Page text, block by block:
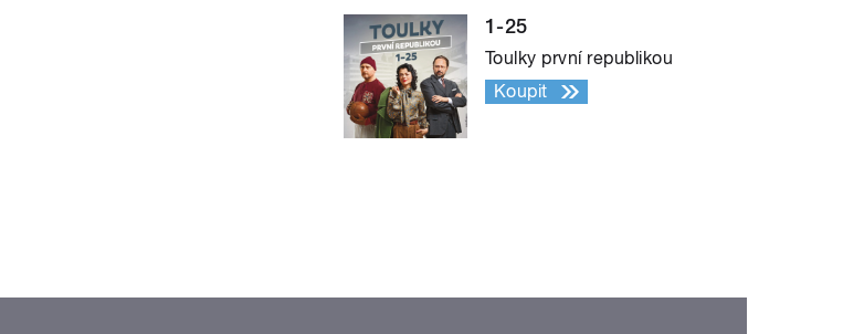
1-25
Toulky první republikou
Koupit